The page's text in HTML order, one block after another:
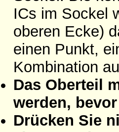
ICs im Sockel
oberen Ecke)
einen Punkt,
Kombination
Das Oberteil
werden,
Drücken Sie